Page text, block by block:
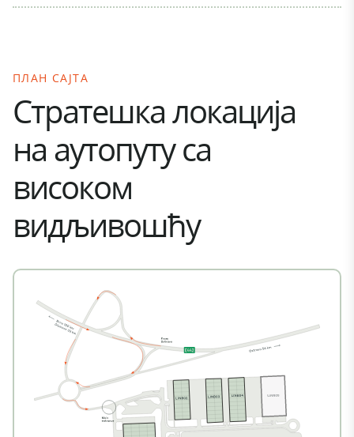
ПЛАН САЈТА
Стратешка локација
на аутопуту са
високом
видљивошћу